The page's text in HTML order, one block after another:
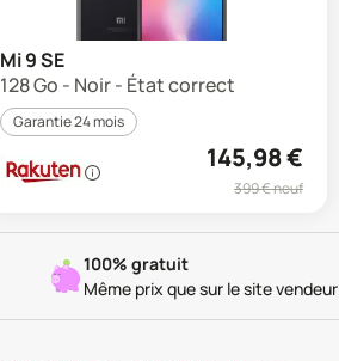
Mi 9 SE
128 Go - Noir - État correct
Garantie 24 mois
145,98€
399€ neuf
100% gratuit
Même prix que sur le site vendeur